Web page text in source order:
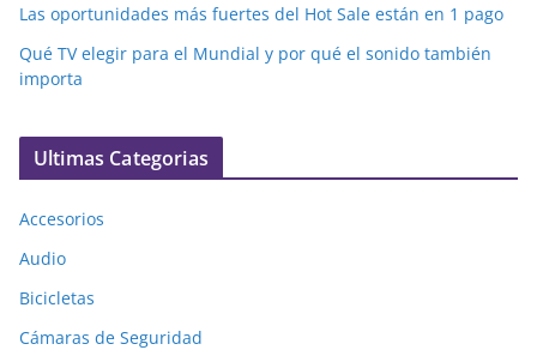
Las oportunidades más fuertes del Hot Sale están en 1 pago
Qué TV elegir para el Mundial y por qué el sonido también
importa
Ultimas Categorias
Accesorios
Audio
Bicicletas
Cámaras de Seguridad